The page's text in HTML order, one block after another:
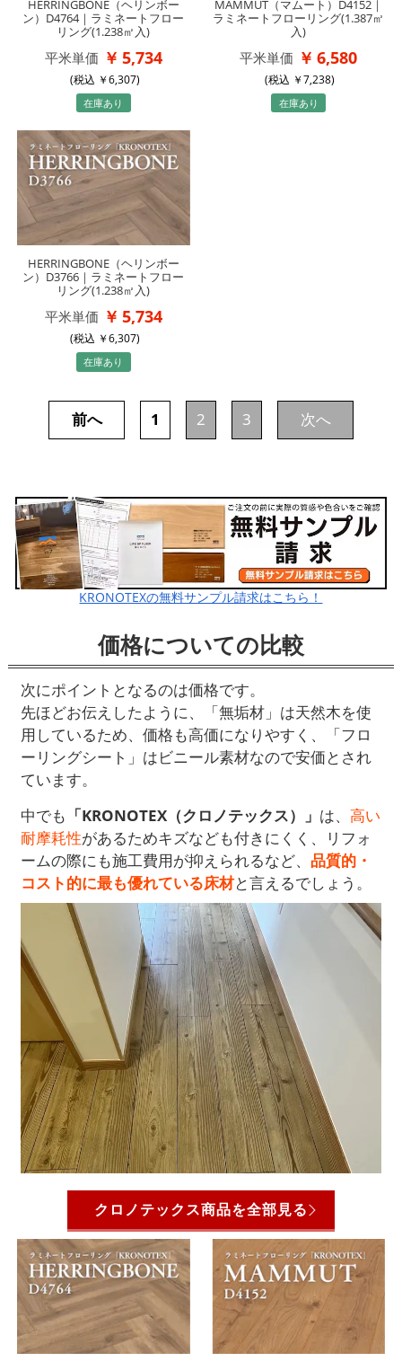
HERRINGBONE（ヘリンボー
ン）D4764｜ラミネートフロー
リング(1.238㎡入)
平米単価 5,734
(税込 6,307)
在庫あり
MAMMUT（マムート）D4152｜
ラミネートフローリング(1.387㎡
入)
平米単価 6,580
(税込 7,238)
在庫あり
HERRINGBONE（ヘリンボー
ン）D3766｜ラミネートフロー
リング(1.238㎡入)
平米単価 5,734
(税込 6,307)
在庫あり
前へ 1 2 3 次へ
KRONOTEXの無料サンプル請求はこちら！
価格についての比較
次にポイントとなるのは価格です。
先ほどお伝えしたように、「無垢材」は天然木を使
用しているため、価格も高価になりやすく、「フロ
ーリングシート」はビニール素材なので安価とされ
ています。
中でも 「KRONOTEX（クロノテックス）」 は、高い
耐摩耗性があるためキズなども付きにくく、リフォ
ームの際にも施工費用が抑えられるなど、品質的・
コスト的に最も優れている床材と言えるでしょう。
クロノテックス商品を全部見る